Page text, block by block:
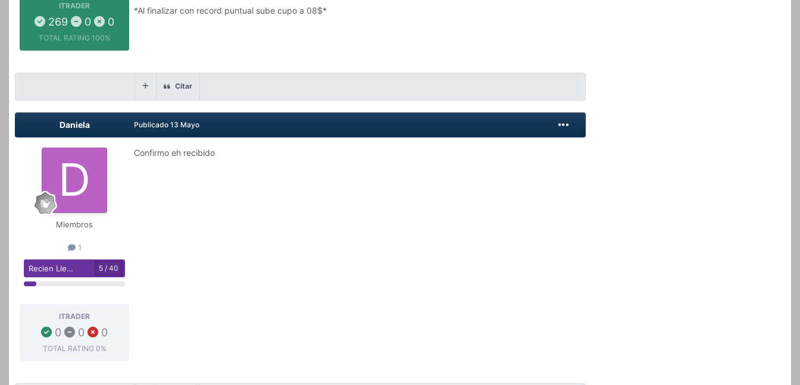
ITRADER
269 0 0
TOTAL RATING 100%
*Al finalizar con record puntual sube cupo a 08$*
Citar
Daniela
Miembros
1
Recien Llegado 5 / 40
ITRADER
0 0 0
TOTAL RATING 0%
Publicado 13 Mayo
Confirmo eh recibido